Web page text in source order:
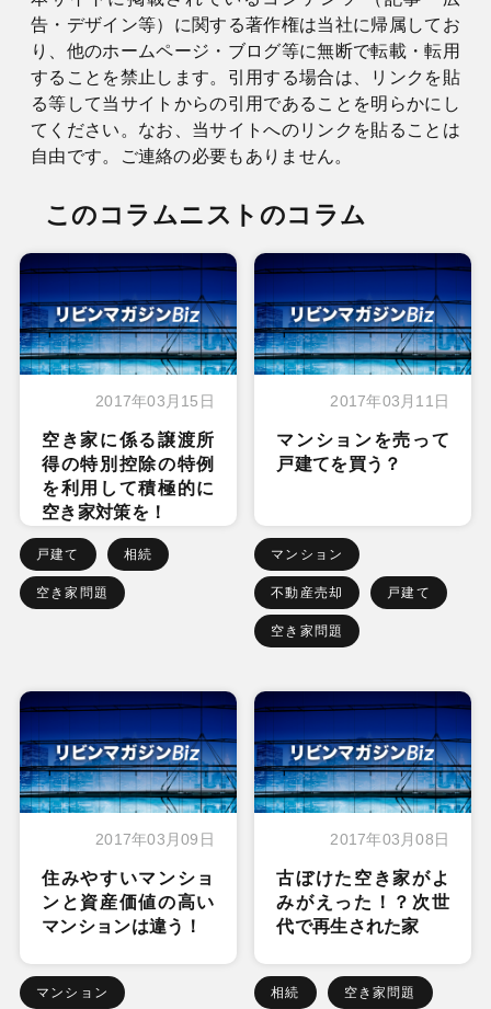
告・デザイン等）に関する著作権は当社に帰属してお
り、他のホームページ・ブログ等に無断で転載・転用
することを禁止します。引用する場合は、リンクを貼
る等して当サイトからの引用であることを明らかにし
てください。なお、当サイトへのリンクを貼ることは
自由です。ご連絡の必要もありません。
このコラムニストのコラム
2017年03月15日
空き家に係る譲渡所
得の特別控除の特例
を利用して積極的に
空き家対策を！
戸建て 相続
空き家問題
2017年03月11日
マンションを売って
戸建てを買う？
マンション
不動産売却 戸建て
空き家問題
2017年03月09日
住みやすいマンショ
ンと資産価値の高い
マンションは違う！
マンション
2017年03月08日
古ぼけた空き家がよ
みがえった！？次世
代で再生された家
相続 空き家問題